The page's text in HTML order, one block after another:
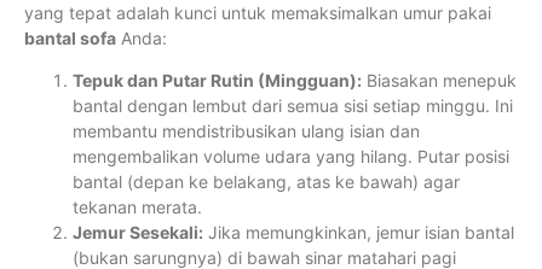
yang tepat adalah kunci untuk memaksimalkan umur pakai
bantal sofa Anda:
Tepuk dan Putar Rutin (Mingguan): Biasakan menepuk
bantal dengan lembut dari semua sisi setiap minggu. Ini
membantu mendistribusikan ulang isian dan
mengembalikan volume udara yang hilang. Putar posisi
bantal (depan ke belakang, atas ke bawah) agar
tekanan merata.
Jemur Sesekali: Jika memungkinkan, jemur isian bantal
(bukan sarungnya) di bawah sinar matahari pagi